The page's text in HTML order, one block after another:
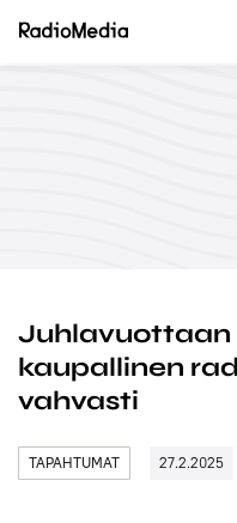
kaupallinen
vahvasti
TAPAHTUMAT 27.2.2025